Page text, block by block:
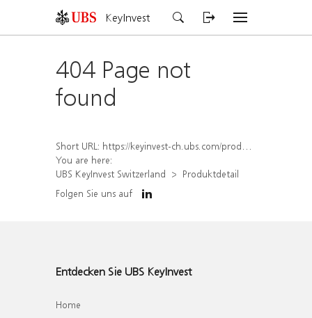
KeyInvest
404 Page not
found
Short URL: https://keyinvest-ch.ubs.com/produkt/detail/index/isin/CH1570493770
You are here:
UBS KeyInvest Switzerland
Produktdetail
Folgen Sie uns auf
Entdecken Sie UBS KeyInvest
Home